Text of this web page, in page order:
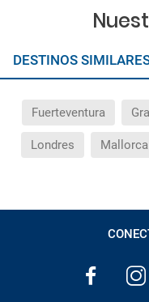
DESTINOS
Fuerteventura
Londres Mallorca